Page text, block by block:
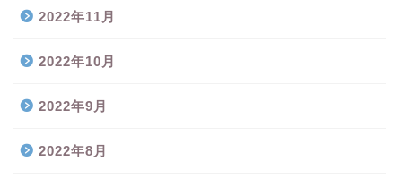
2022年11月
2022年10月
2022年9月
2022年8月